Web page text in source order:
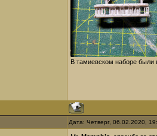
В тамиевском наборе были
Дата: Четверг, 06.02.2020,